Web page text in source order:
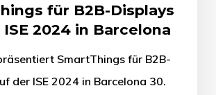
für B2B-Displays
2024 in Barcelona
SmartThings für B2B-
der ISE 2024 in Barcelona 30.